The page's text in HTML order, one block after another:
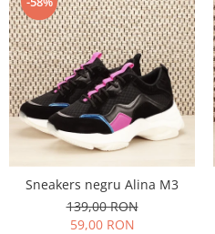
Sneakers negru Alina M3
139,00 RON
59,00 RON